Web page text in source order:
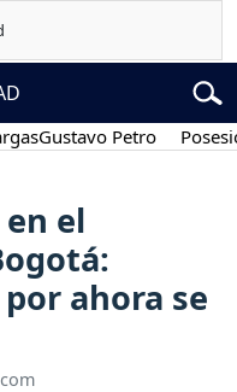
Petro Posesión
el
ahora se